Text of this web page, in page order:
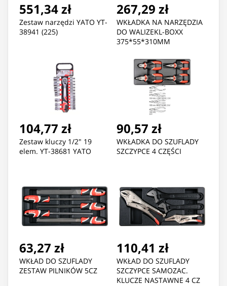
551,34 zł
Zestaw narzędzi YATO YT-
38941 (225)
267,29 zł
WKŁADKA NA NARZĘDZIA
DO WALIZEKL-BOXX
375*55*310MM
104,77 zł
Zestaw kluczy 1/2" 19
elem. YT-38681 YATO
90,57 zł
WKŁADKA DO SZUFLADY
SZCZYPCE 4 CZĘŚCI
63,27 zł
WKŁAD DO SZUFLADY
ZESTAW PILNIKÓW 5CZ
110,41 zł
WKŁAD DO SZUFLADY
SZCZYPCE SAMOZAC.
KLUCZE NASTAWNE 4 CZ